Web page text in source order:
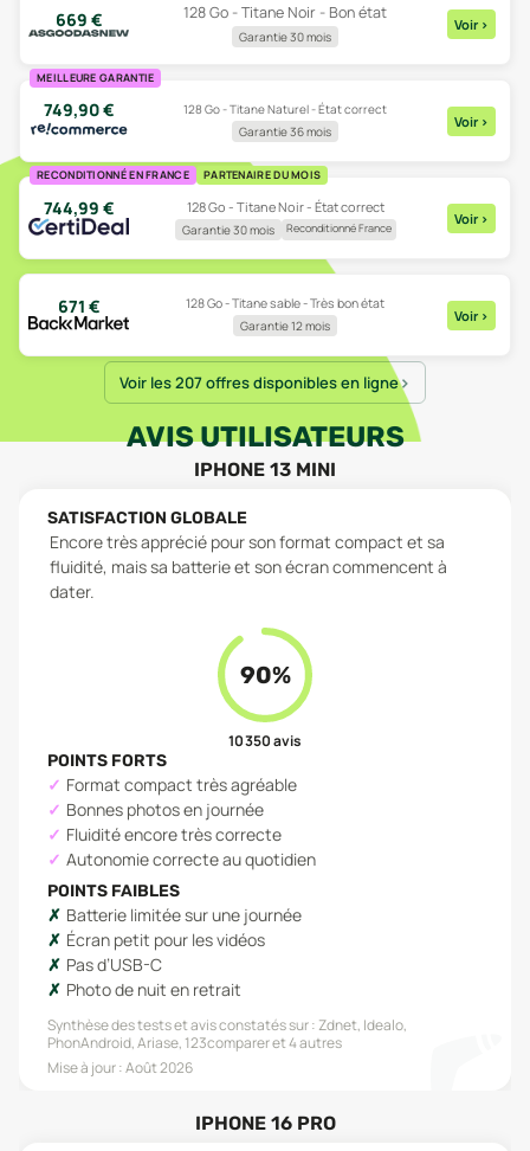
669 € 128 Go - Titane Noir - Bon état
Garantie 30 mois
Voir >
MEILLEURE GARANTIE
749,90€
128 Go - Titane Naturel - État correct
Garantie 36 mois
Voir >
RECONDITIONNÉ EN FRANCE PARTENAIRE DU MOIS
744,99 € 128 Go - Titane Noir - État correct
Garantie 30 mois Reconditionné France
Voir >
671 €
128 Go - Titane sable - Très bon état
Garantie 12 mois
Voir >
Voir les 207 offres disponibles en ligne
AVIS UTILISATEURS
IPHONE 13 MINI
SATISFACTION GLOBALE
Encore très apprécié pour son format compact et sa
fluidité, mais sa batterie et son écran commencent à
dater.
90%
10 350avis
POINTS FORTS
Format compact très agréable
Bonnes photos en journée
Fluidité encore très correcte
Autonomie correcte au quotidien
POINTS FAIBLES
Batterie limitée sur une journée
Écran petit pour les vidéos
Pas d’USB-C
Photo de nuit en retrait
Synthèse des tests et avis constatés sur : Zdnet, Idealo,
PhonAndroid, Ariase, 123compareret 4 autres
Mise à jour :Août 2026
IPHONE 16 PRO